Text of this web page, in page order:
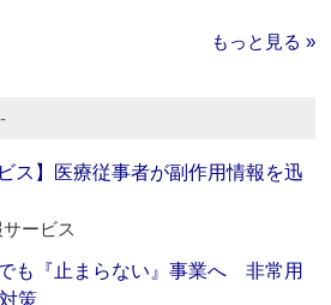
もっと見る »
ス】医療従事者が副作用情報を迅
ービス
も『止まらない』事業へ 非常用
策